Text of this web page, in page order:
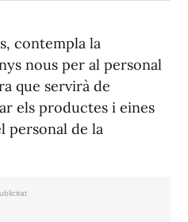
contempla la
nous per al personal
que servirà de
els productes i eines
personal de la